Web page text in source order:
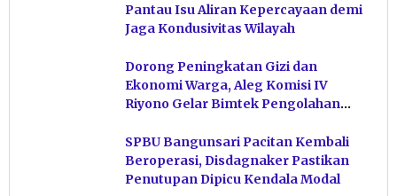
Pantau Isu Aliran Kepercayaan demi
Jaga Kondusivitas Wilayah
Dorong Peningkatan Gizi dan
Ekonomi Warga, Aleg Komisi IV
Riyono Gelar Bimtek Pengolahan
SPBU Bangunsari Pacitan Kembali
Beroperasi, Disdagnaker Pastikan
Penutupan Dipicu Kendala Modal